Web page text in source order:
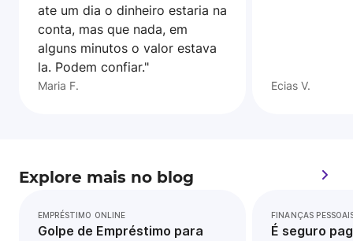
ate um dia o dinheiro estaria na
conta, mas que nada, em
alguns minutos o valor estava
la. Podem confiar."
Maria F. Ecias V.
Explore mais no blog
EMPRÉSTIMO ONLINE
Golpe de Empréstimo para
FINANÇAS
É seguro